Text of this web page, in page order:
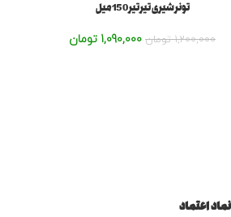
تونر شیری تیر تیر150میل
1,200,000 تومان 1,090,000 تومان
نماد اعتماد